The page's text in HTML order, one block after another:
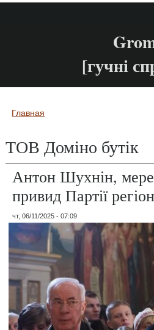
[гучні
Вы здесь
Главная
ТОВ Доміно бутік
Антон Шухнін,
привид Партії
чт, 06/11/2025 - 07:09